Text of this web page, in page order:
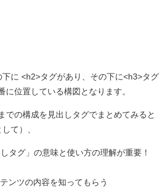
に <h2>タグがあり、その下に<h3>タグ
に位置している構図となります。
での構成を見出しタグでまとめてみると
て）、
タグ」の意味と使い方の理解が重要！
ンツの内容を知ってもらう